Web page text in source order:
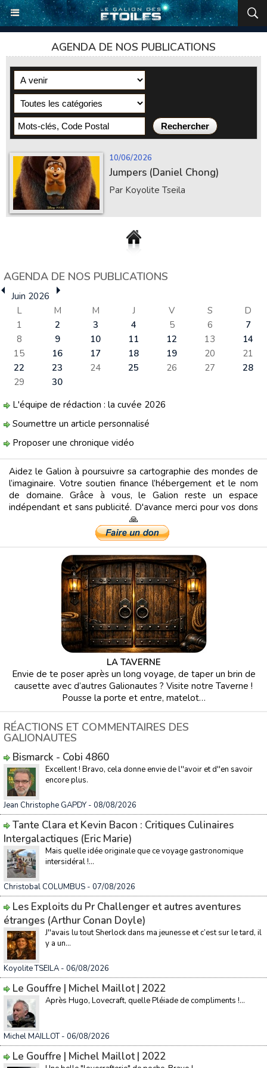
AGENDA DE NOS PUBLICATIONS
10/06/2026
Jumpers (Daniel Chong)
Par Koyolite Tseila
AGENDA DE NOS PUBLICATIONS
Juin 2026
L
M M J V S
D
1
2 3 4 5 6
7
8
9 10 11 12 13
14
15
16 17 18 19 20
21
22
23 24 25 26 27
28
29
30
L'équipe de rédaction : la cuvée 2026
Soumettre un article personnalisé
Proposer une chronique vidéo
Aidez le Galion à poursuivre sa cartographie des mondes de
l’imaginaire. Votre soutien finance l’hébergement et le nom
de domaine. Grâce à vous, le Galion reste un espace
indépendant et sans publicité. D'avance merci pour vos dons
🙏
LA TAVERNE
Envie de te poser après un long voyage, de taper un brin de
causette avec d’autres Galionautes ? Visite notre Taverne !
Pousse la porte et entre, matelot…
RÉACTIONS ET COMMENTAIRES DES
GALIONAUTES
Bismarck - Cobi 4860
Excellent ! Bravo, cela donne envie de l''avoir et d''en savoir
encore plus.
Jean Christophe GAPDY - 08/08/2026
Tante Clara et Kevin Bacon : Critiques Culinaires
Intergalactiques (Eric Marie)
Mais quelle idée originale que ce voyage gastronomique
intersidéral !...
Christobal COLUMBUS - 07/08/2026
Les Exploits du Pr Challenger et autres aventures
étranges (Arthur Conan Doyle)
J''avais lu tout Sherlock dans ma jeunesse et c’est sur le tard, il
y a un...
Koyolite TSEILA - 06/08/2026
Le Gouffre | Michel Maillot | 2022
Après Hugo, Lovecraft, quelle Pléiade de compliments !...
Michel MAILLOT- 06/08/2026
Le Gouffre | Michel Maillot | 2022